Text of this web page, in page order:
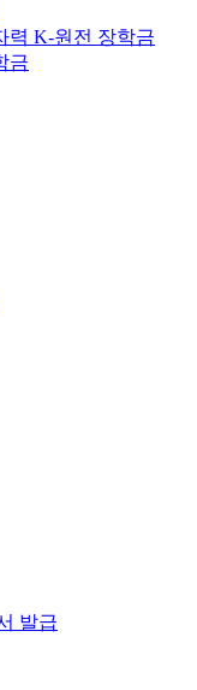
력 K-원전 장학금
금
발급